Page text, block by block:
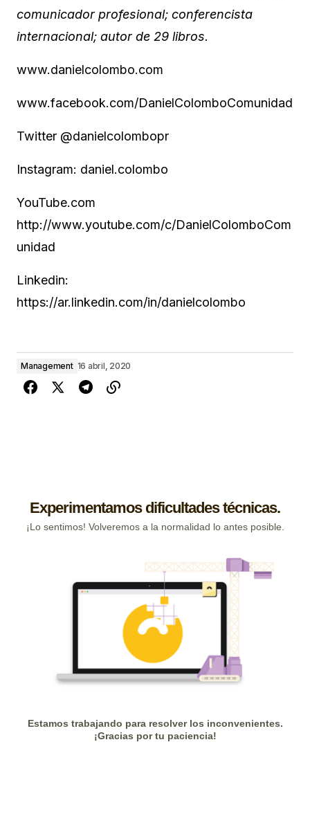
comunicador profesional; conferencista
internacional; autor de 29 libros.
www.danielcolombo.com
www.facebook.com/DanielColomboComunidad
Twitter @danielcolombopr
Instagram: daniel.colombo
YouTube.com
http://www.youtube.com/c/DanielColomboCom
unidad
Linkedin:
https://ar.linkedin.com/in/danielcolombo
Management 16 abril, 2020